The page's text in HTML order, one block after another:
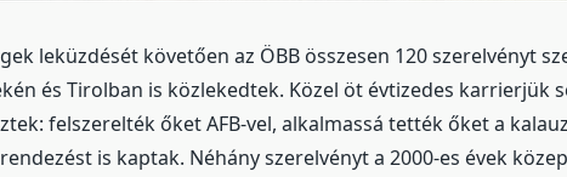
leküzdését követően az ÖBB összesen 120 szerelvényt
és Tirolban is közlekedtek. Közel öt évtizedes karrierjük
felszerelték őket AFB-vel, alkalmassá tették őket a
is kaptak. Néhány szerelvényt a 2000-es évek